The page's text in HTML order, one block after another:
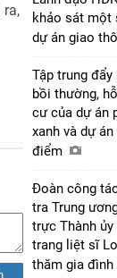
khảo sát một
dự án giao
Tập trung
bồi thường,
cư của dự án
xanh và dự
điểm
Đoàn công
tra Trung
trực Thành
trang liệt sĩ
thăm gia